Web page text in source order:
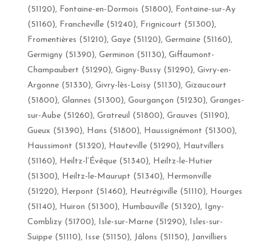
(51120), Fontaine-en-Dormois (51800), Fontaine-sur-Ay
(51160), Francheville (51240), Frignicourt (51300),
Fromentières (51210), Gaye (51120), Germaine (51160),
Germigny (51390), Germinon (51130), Giffaumont-
Champaubert (51290), Gigny-Bussy (51290), Givry-en-
Argonne (51330), Givry-lès-Loisy (51130), Gizaucourt
(51800), Glannes (51300), Gourgançon (51230), Granges-
sur-Aube (51260), Gratreuil (51800), Grauves (51190),
Gueux (51390), Hans (51800), Haussignémont (51300),
Haussimont (51320), Hauteville (51290), Hautvillers
(51160), Heiltz-l’Évêque (51340), Heiltz-le-Hutier
(51300), Heiltz-le-Maurupt (51340), Hermonville
(51220), Herpont (51460), Heutrégiville (51110), Hourges
(51140), Huiron (51300), Humbauville (51320), Igny-
Comblizy (51700), Isle-sur-Marne (51290), Isles-sur-
Suippe (51110), Isse (51150), Jâlons (51150), Janvilliers